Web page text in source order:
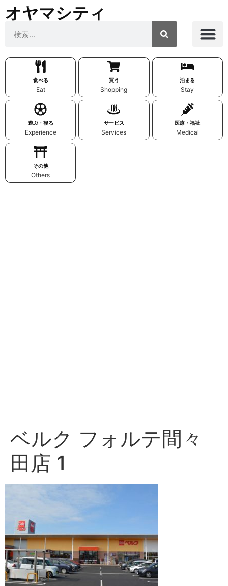
オヤマシティ
食べる
Eat
買う
Shopping
泊まる
Stay
遊ぶ・観る
Experience
サービス
Services
医療・福祉
Medical
その他
Others
ベルク フォルテ間々
田店 1